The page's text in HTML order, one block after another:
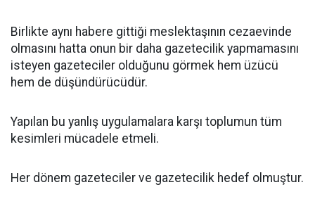
Birlikte aynı habere gittiği meslektaşının cezaevinde
olmasını hatta onun bir daha gazetecilik yapmamasını
isteyen gazeteciler olduğunu görmek hem üzücü
hem de düşündürücüdür.
Yapılan bu yanlış uygulamalara karşı toplumun tüm
kesimleri mücadele etmeli.
Her dönem gazeteciler ve gazetecilik hedef olmuştur.